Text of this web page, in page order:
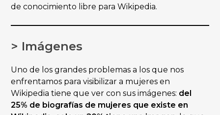
de conocimiento libre para Wikipedia.
> Imágenes
Uno de los grandes problemas a los que nos
enfrentamos para visibilizar a mujeres en
Wikipedia tiene que ver con sus imágenes: del
25% de biografías de mujeres que existe en